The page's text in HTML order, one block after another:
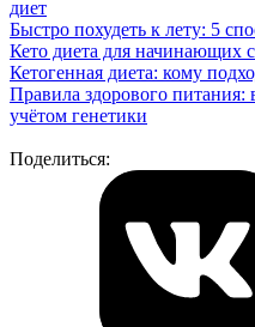
диет
Быстро похудеть к лету: 5
Кето диета для начинающих
Кетогенная диета: кому
Правила здорового питания:
учётом генетики
Поделиться: